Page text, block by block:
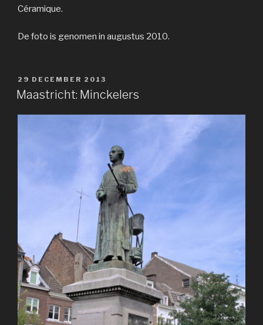
Céramique.
De foto is genomen in augustus 2010.
GEPLAATST
OP
29 DECEMBER 2013
Maastricht: Minckelers